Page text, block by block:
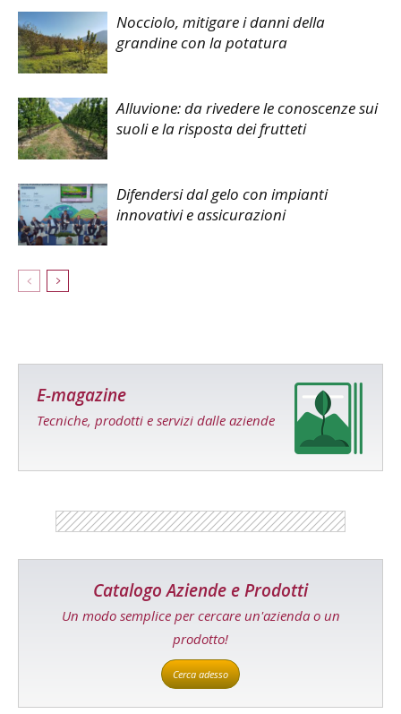
Nocciolo, mitigare i danni della
grandine con la potatura
Alluvione: da rivedere le conoscenze sui
suoli e la risposta dei frutteti
Difendersi dal gelo con impianti
innovativi e assicurazioni
E-magazine
Tecniche, prodotti e servizi dalle aziende
Catalogo Aziende e Prodotti
Un modo semplice per cercare un'azienda o un
prodotto!
Cerca adesso